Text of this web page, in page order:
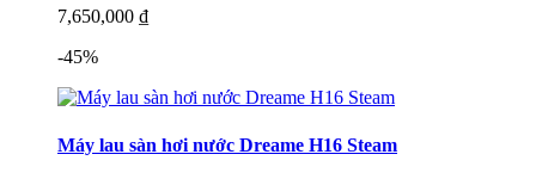
7,650,000 ₫
-45%
Máy lau sàn hơi nước Dreame H16 Steam